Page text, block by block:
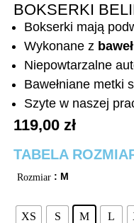
BOKSERKI
Bokserki mają
Wykonane z
Niepowtarzalne
Bawełniane metki
Szyte w naszej
119,00 zł
TABELA
Rozmiar : M
XS S M L